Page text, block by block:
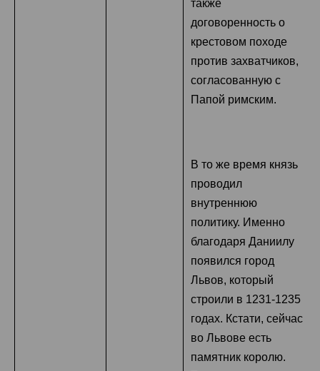
также
договоренность о
крестовом походе
против захватчиков,
согласованную с
Папой римским.
В то же время князь
проводил
внутреннюю
политику. Именно
благодаря Даниилу
появился город
Львов, который
строили в 1231-1235
годах. Кстати, сейчас
во Львове есть
памятник королю.